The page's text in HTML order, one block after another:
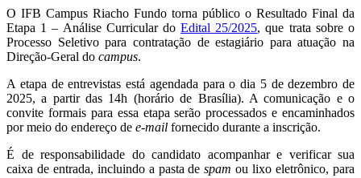
O IFB Campus Riacho Fundo torna público o Resultado Final da
Etapa 1 – Análise Curricular doEdital 25/2025, que trata sobre o
Processo Seletivo para contratação de estagiário para atuação na
Direção-Geral do campus.
A etapa de entrevistas está agendada para o dia 5 de dezembro de
2025, a partir das 14h (horário de Brasília). A comunicação e o
convite formais para essa etapa serão processados e encaminhados
por meio do endereço de e-mail fornecido durante a inscrição.
É de responsabilidade do candidato acompanhar e verificar sua
caixa de entrada, incluindo a pasta despam ou lixo eletrônico, para